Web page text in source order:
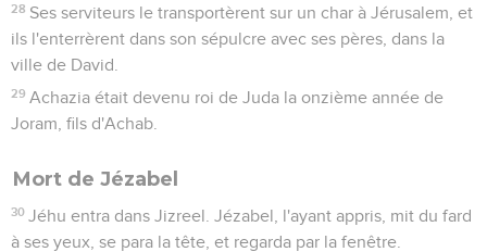
28 Ses serviteurs le transportèrent sur un char à Jérusalem, et
ils l'enterrèrent dans son sépulcre avec ses pères, dans la
ville de David.
29 Achazia était devenu roi de Juda la onzième année de
Joram, fils d'Achab.
Mort de Jézabel
30 Jéhu entra dans Jizreel. Jézabel, l'ayant appris, mit du fard
à ses yeux, se para la tête, et regarda par la fenêtre.